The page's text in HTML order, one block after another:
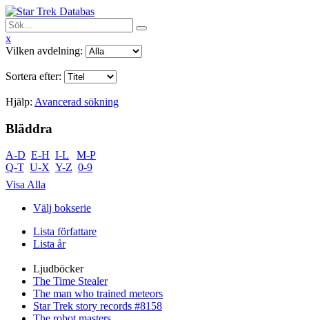
x
Vilken avdelning:
Sortera efter:
Hjälp: Avancerad sökning
Bläddra
A-D E-H I-L
M-P
Q-T U-X Y-Z 0-9
Visa Alla
Välj bokserie
Lista författare
Lista år
Ljudböcker
The Time Stealer
The man who trained meteors
Star Trek story records #8158